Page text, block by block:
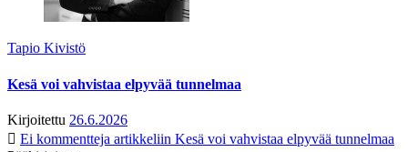
Tapio Kivistö
Kesä voi vahvistaa elpyvää tunnelmaa
Kirjoitettu 26.6.2026
Ei kommentteja artikkeliin Kesä voi vahvistaa elpyvää tunnelmaa